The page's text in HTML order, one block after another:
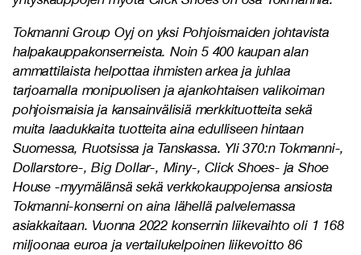
Tokmanni Group Oyj on yksi Pohjoismaiden johtavista
halpakauppakonserneista. Noin 5 400 kaupan alan
ammattilaista helpottaa ihmisten arkea ja juhlaa
tarjoamalla monipuolisen ja ajankohtaisen valikoiman
pohjoismaisia ja kansainvälisiä merkkituotteita sekä
muita laadukkaita tuotteita aina edulliseen hintaan
Suomessa, Ruotsissa ja Tanskassa. Yli 370:n Tokmanni-,
Dollarstore-, Big Dollar-, Miny-, Click Shoes- ja Shoe
House -myymälänsä sekä verkkokauppojensa ansiosta
Tokmanni-konserni on aina lähellä palvelemassa
asiakkaitaan. Vuonna 2022 konsernin liikevaihto oli 1 168
miljoonaa euroa ja vertailukelpoinen liikevoitto 86